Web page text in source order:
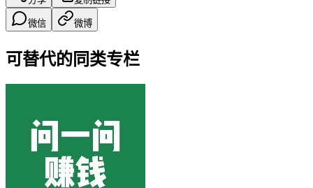
微信 微博
可替代的同类专栏